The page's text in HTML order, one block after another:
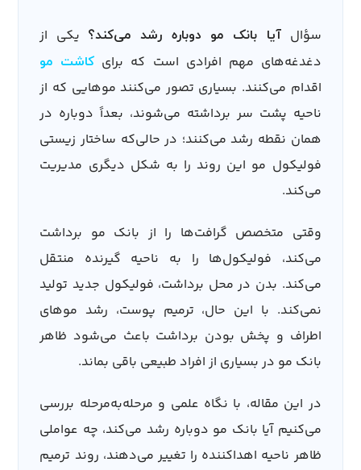
سؤالآیا بانک مو دوباره رشد می‌کند؟ یکی از
دغدغه‌های مهم افرادی است که برای کاشت مو
اقدام می‌کنند. بسیاری تصور می‌کنند موهایی که از
ناحیه پشت سر برداشته می‌شوند، بعداً دوباره در
همان نقطه رشد می‌کنند؛ در حالی‌که ساختار زیستی
فولیکول مو این روند را به شکل دیگری مدیریت
می‌کند.
وقتی متخصص گرافت‌ها را از بانک مو برداشت
می‌کند، فولیکول‌ها را به ناحیه گیرنده منتقل
می‌کند. بدن در محل برداشت، فولیکول جدید تولید
نمی‌کند. با این حال، ترمیم پوست، رشد موهای
اطراف و پخش بودن برداشت باعث می‌شود ظاهر
بانک مو در بسیاری از افراد طبیعی باقی بماند.
در این مقاله، با نگاه علمی و مرحله‌به‌مرحله بررسی
می‌کنیم آیا بانک مو دوباره رشد می‌کند، چه عواملی
ظاهر ناحیه اهداکننده را تغییر می‌دهند، روند ترمیم